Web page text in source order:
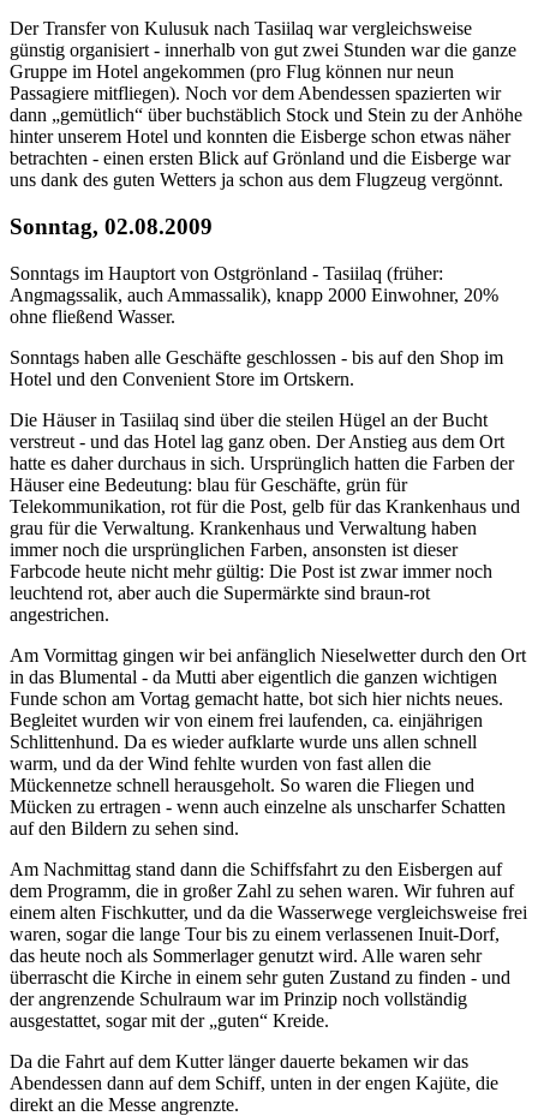
Der Transfer von Kulusuk nach Tasiilaq war vergleichsweise
günstig organisiert - innerhalb von gut zwei Stunden war die ganze
Gruppe im Hotel angekommen (pro Flug können nur neun
Passagiere mitfliegen). Noch vor dem Abendessen spazierten wir
dann „gemütlich“ über buchstäblich Stock und Stein zu der Anhöhe
hinter unserem Hotel und konnten die Eisberge schon etwas näher
betrachten - einen ersten Blick auf Grönland und die Eisberge war
uns dank des guten Wetters ja schon aus dem Flugzeug vergönnt.
Sonntag, 02.08.2009
Sonntags im Hauptort von Ostgrönland - Tasiilaq (früher:
Angmagssalik, auch Ammassalik), knapp 2000 Einwohner, 20%
ohne fließend Wasser.
Sonntags haben alle Geschäfte geschlossen - bis auf den Shop im
Hotel und den Convenient Store im Ortskern.
Die Häuser in Tasiilaq sind über die steilen Hügel an der Bucht
verstreut - und das Hotel lag ganz oben. Der Anstieg aus dem Ort
hatte es daher durchaus in sich. Ursprünglich hatten die Farben der
Häuser eine Bedeutung: blau für Geschäfte, grün für
Telekommunikation, rot für die Post, gelb für das Krankenhaus und
grau für die Verwaltung. Krankenhaus und Verwaltung haben
immer noch die ursprünglichen Farben, ansonsten ist dieser
Farbcode heute nicht mehr gültig: Die Post ist zwar immer noch
leuchtend rot, aber auch die Supermärkte sind braun-rot
angestrichen.
Am Vormittag gingen wir bei anfänglich Nieselwetter durch den Ort
in das Blumental - da Mutti aber eigentlich die ganzen wichtigen
Funde schon am Vortag gemacht hatte, bot sich hier nichts neues.
Begleitet wurden wir von einem frei laufenden, ca. einjährigen
Schlittenhund. Da es wieder aufklarte wurde uns allen schnell
warm, und da der Wind fehlte wurden von fast allen die
Mückennetze schnell herausgeholt. So waren die Fliegen und
Mücken zu ertragen - wenn auch einzelne als unscharfer Schatten
auf den Bildern zu sehen sind.
Am Nachmittag stand dann die Schiffsfahrt zu den Eisbergen auf
dem Programm, die in großer Zahl zu sehen waren. Wir fuhren auf
einem alten Fischkutter, und da die Wasserwege vergleichsweise frei
waren, sogar die lange Tour bis zu einem verlassenen Inuit-Dorf,
das heute noch als Sommerlager genutzt wird. Alle waren sehr
überrascht die Kirche in einem sehr guten Zustand zu finden - und
der angrenzende Schulraum war im Prinzip noch vollständig
ausgestattet, sogar mit der „guten“ Kreide.
Da die Fahrt auf dem Kutter länger dauerte bekamen wir das
Abendessen dann auf dem Schiff, unten in der engen Kajüte, die
direkt an die Messe angrenzte.